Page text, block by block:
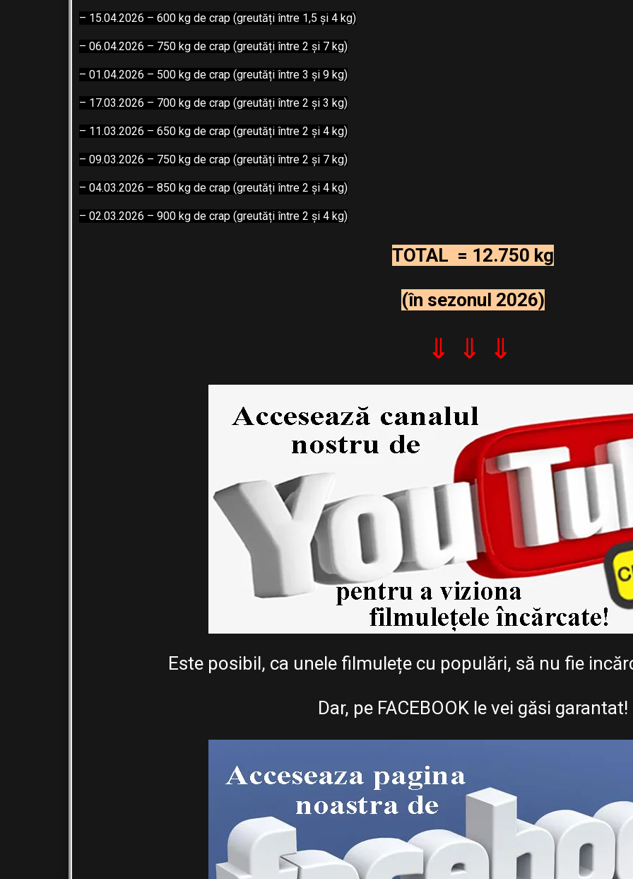
– 15.04.2026 – 600 kg de crap (greutăți între 1,5 și 4 kg)
– 06.04.2026 – 750 kg de crap (greutăți între 2 și 7 kg)
– 01.04.2026 – 500 kg de crap (greutăți între 3 și 9 kg)
– 17.03.2026 – 700 kg de crap (greutăți între 2 și 3 kg)
– 11.03.2026 – 650 kg de crap (greutăți între 2 și 4 kg)
– 09.03.2026 – 750 kg de crap (greutăți între 2 și 7 kg)
– 04.03.2026 – 850 kg de crap (greutăți între 2 și 4 kg)
– 02.03.2026 – 900 kg de crap (greutăți între 2 și 4 kg)
TOTAL = 12.750 kg
(în sezonul 2026)
⇓ ⇓ ⇓
Este posibil, ca unele filmulețe cu populări, să nu fie
Dar, pe FACEBOOK le vei găsi garantat!